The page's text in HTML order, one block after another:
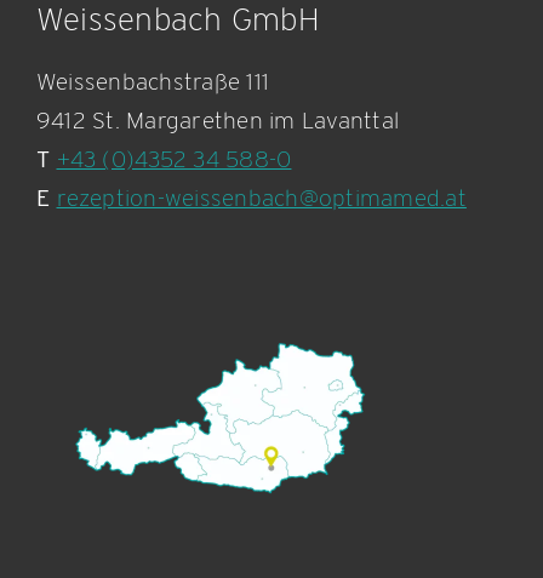
Weissenbach GmbH
Weissenbachstraße 111
9412 St. Margarethen im Lavanttal
T +43 (0)4352 34 588-0
E rezeption-weissenbach@optimamed.at